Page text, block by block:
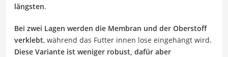
längsten.
Bei zwei Lagen werden die Membran und der Oberstoff
verklebt, während das Futter innen lose eingehängt wird.
Diese Variante ist weniger robust, dafür aber